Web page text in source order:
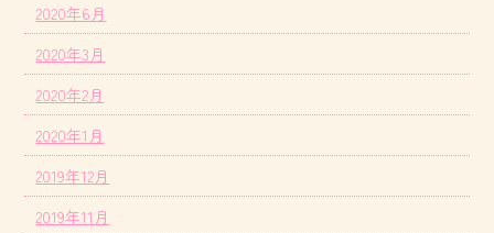
2020年6月
2020年3月
2020年2月
2020年1月
2019年12月
2019年11月